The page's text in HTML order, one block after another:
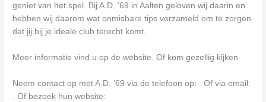
geniet van het spel. Bij A.D. ’69 in Aalten geloven wij daarin en
hebben wij daarom wat onmisbare tips verzameld om te zorgen
dat jij bij je ideale club terecht komt.
Meer informatie vind u op de website. Of kom gezellig kijken.
Neem contact op met A.D. ’69 via de telefoon op: . Of via email:
. Of bezoek hun website: